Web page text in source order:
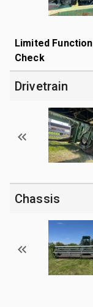
Limited Function
Check
Drivetrain
Chassis